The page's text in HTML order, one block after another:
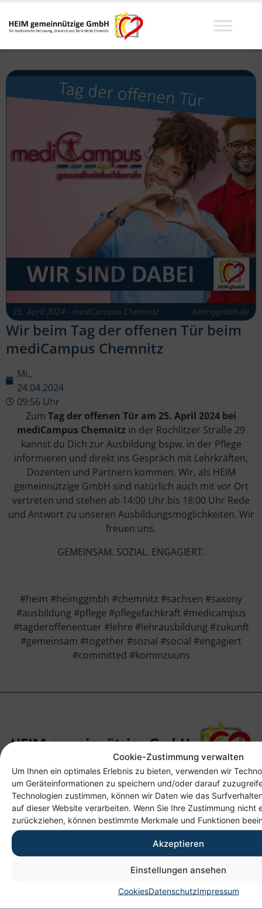
Cookie-Zustimmung verwalten
Um Ihnen ein optimales Erlebnis zu bieten, verwenden wir
um Geräteinformationen zu speichern und/oder darauf
Technologien zustimmen, können wir Daten wie das
auf dieser Website verarbeiten. Wenn Sie Ihre Zustimmung nicht
zurückziehen, können bestimmte Merkmale und Funktionen
Akzeptieren
Einstellungen ansehen
CookiesDatenschutzImpressum
Wir beim Tag der offenen Tür beim
mediCampus Chemnitz
Mi.,
24.04.2024
09:56 Uhr
Zum Tag der offenen Tür am 25. April 2024 bei
mediCampus Chemnitz in der Rochlitzer Straße 29
kannst du Dich zur Ausbildung bspw. in der Pflege
informieren und direkt ins Gespräch mit Lehrkräften,
Dozenten und Partnern kommen. Wir, als HEIM
gemeinnützige GmbH sind natürlich auch mit vor Ort
vertreten und stehen ab 14:00 Uhr bis 18:00 Uhr Rede
und Antwort zu unseren Ausbildungsmöglichkeiten. Wir
freuen uns.
GEMEINSAM. SOZIAL. ENGAGIERT.
#heim #heimggmbh #chemnitz #sachsen #saxony
#ausbildung #pflege #pflegefachkraft #medicampus
#tagderoffenentuer #lehre #lehrausbildung #zukunft
#gemeinsam #together #sozial #social #engagiert
#committed #kommzuuns
Anschrift
Heim gemeinnützige GmbH
Lichtenauer Weg 1